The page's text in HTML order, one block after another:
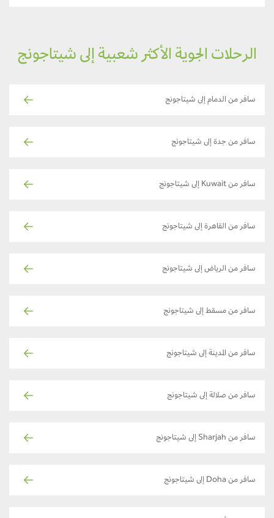
الرحلات الجوية الأكثر شعبية إلى شيتاجونج
سافر من الدمام إلى شيتاجونج
سافر من جدة إلى شيتاجونج
سافر من Kuwait إلى شيتاجونج
سافر من القاهرة إلى شيتاجونج
سافر من الرياض إلى شيتاجونج
سافر من مسقط إلى شيتاجونج
سافر من المدينة إلى شيتاجونج
سافر من صلالة إلى شيتاجونج
سافر من Sharjah إلى شيتاجونج
سافر من Doha إلى شيتاجونج